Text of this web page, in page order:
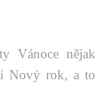
Vánoce nějak
Nový rok, a to